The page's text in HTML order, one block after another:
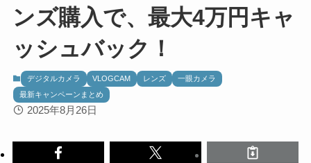
ンズ購入で、最大4万円キャ
ッシュバック！
デジタルカメラ VLOGCAM レンズ
一眼カメラ
最新キャンペーンまとめ
2025年8月26日